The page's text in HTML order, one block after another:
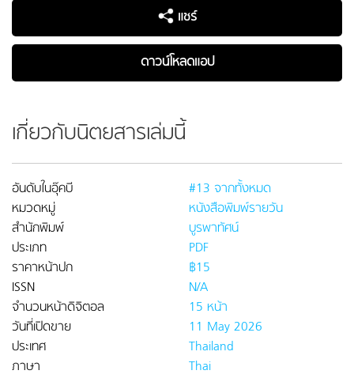
แชร์
ดาวน์โหลดแอป
เกี่ยวกับนิตยสารเล่มนี้
อันดับในอุ๊คบี
#13 จากทั้งหมด
หมวดหมู่
หนังสือพิมพ์รายวัน
สำนักพิมพ์
บูรพาทัศน์
ประเภท
PDF
ราคาหน้าปก
฿15
ISSN
N/A
จำนวนหน้าดิจิตอล
15 หน้า
วันที่เปิดขาย
11 May 2026
ประเทศ
Thailand
ภาษา
Thai